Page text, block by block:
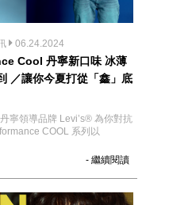
06.24.2024
Cool 丹寧新口味 冰薄
／讓你今夏打從「鑫」底
寧領導品牌 Levi’s® 為你對抗
COOL 系列以
- 繼續閱讀